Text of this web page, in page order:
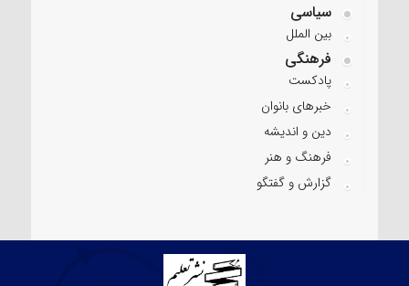
سیاسی
بین الملل
فرهنگی
پادکست
خبرهای بانوان
دین و اندیشه
فرهنگ و هنر
گزارش و گفتگو